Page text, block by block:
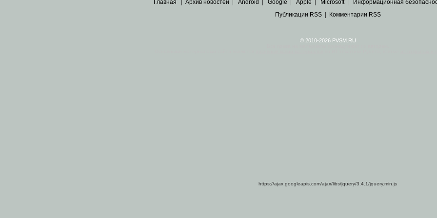
Главная Архив новостей Android Google Apple Microsoft| Информационная
Публикации RSS| Комментарии RSS
© 2010-2026 PVSM.RU
https://ajax.googleapis.com/ajax/libs/jquery/3.4.1/jquery.min.js